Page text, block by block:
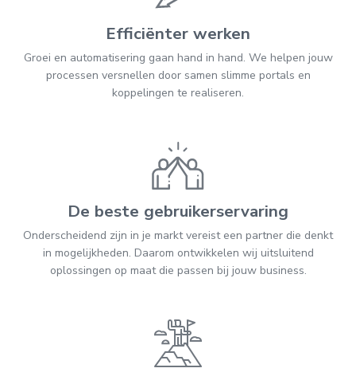
Efficiënter werken
Groei en automatisering gaan hand in hand. We helpen jouw
processen versnellen door samen slimme portals en
koppelingen te realiseren.
De beste gebruikerservaring
Onderscheidend zijn in je markt vereist een partner die denkt
in mogelijkheden. Daarom ontwikkelen wij uitsluitend
oplossingen op maat die passen bij jouw business.